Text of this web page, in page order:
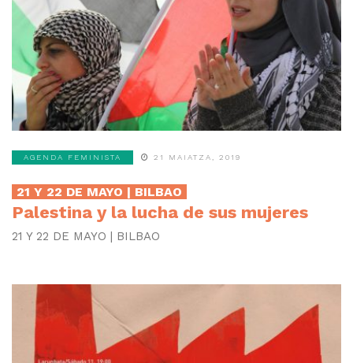
AGENDA FEMINISTA 21 MAIATZA, 2019
21 Y 22 DE MAYO | BILBAO
Palestina y la lucha de sus mujeres
21 Y 22 DE MAYO | BILBAO